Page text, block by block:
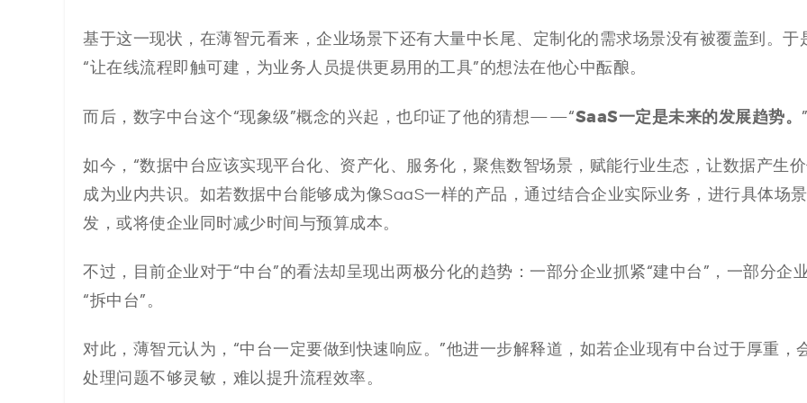
基于这一现状，在薄智元看来，企业场景下还有大量中长尾、定制化的需求场景没有被覆盖到。于
“让在线流程即触可建，为业务人员提供更易用的工具”的想法在他心中酝酿。
而后，数字中台这个“现象级”概念的兴起，也印证了他的猜想——“SaaS一定是未来的发展趋势。
如今，“数据中台应该实现平台化、资产化、服务化，聚焦数智场景，赋能行业生态，让数据产生
成为业内共识。如若数据中台能够成为像SaaS一样的产品，通过结合企业实际业务，进行具体场
发，或将使企业同时减少时间与预算成本。
不过，目前企业对于“中台”的看法却呈现出两极分化的趋势：一部分企业抓紧“建中台”，一部分企
“拆中台”。
对此，薄智元认为，“中台一定要做到快速响应。”他进一步解释道，如若企业现有中台过于厚重，
处理问题不够灵敏，难以提升流程效率。